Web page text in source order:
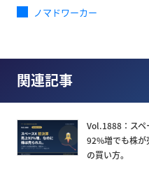
ノマドワーカー
関連記事
Vol.1888：スペ
92%増でも株
の買い方。